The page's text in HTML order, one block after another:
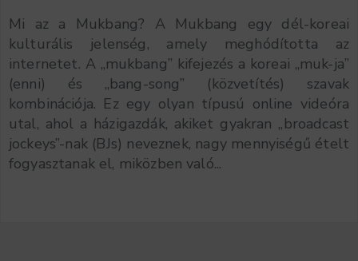
Mi az a Mukbang? A Mukbang egy dél-koreai
kulturális jelenség, amely meghódította az
internetet. A „mukbang” kifejezés a koreai „muk-ja”
(enni) és „bang-song” (közvetítés) szavak
kombinációja. Ez egy olyan típusú online videóra
utal, ahol a házigazdák, akiket gyakran „broadcast
jockeys”-nak (BJs) neveznek, nagy mennyiségű ételt
fogyasztanak el, miközben való...